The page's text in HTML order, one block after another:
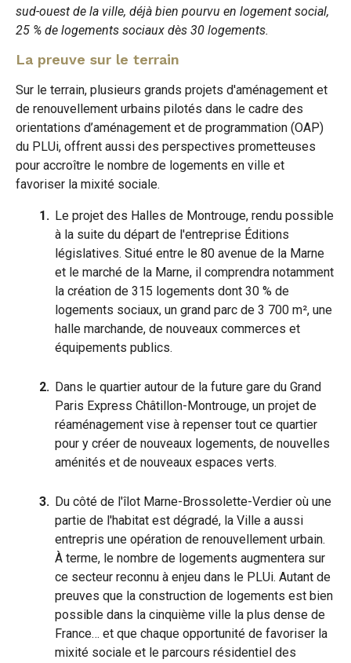
sud-ouest de la ville, déjà bien pourvu en logement social,
25 % de logements sociaux dès 30 logements.
La preuve sur le terrain
Sur le terrain, plusieurs grands projets d'aménagement et
de renouvellement urbains pilotés dans le cadre des
orientations d’aménagement et de programmation (OAP)
du PLUi, offrent aussi des perspectives prometteuses
pour accroître le nombre de logements en ville et
favoriser la mixité sociale.
Le projet des Halles de Montrouge, rendu possible
à la suite du départ de l'entreprise Éditions
législatives. Situé entre le 80 avenue de la Marne
et le marché de la Marne, il comprendra notamment
la création de 315 logements dont 30 % de
logements sociaux, un grand parc de 3 700 m², une
halle marchande, de nouveaux commerces et
équipements publics.
Dans le quartier autour de la future gare du Grand
Paris Express Châtillon-Montrouge, un projet de
réaménagement vise à repenser tout ce quartier
pour y créer de nouveaux logements, de nouvelles
aménités et de nouveaux espaces verts.
Du côté de l'îlot Marne-Brossolette-Verdier où une
partie de l'habitat est dégradé, la Ville a aussi
entrepris une opération de renouvellement urbain.
À terme, le nombre de logements augmentera sur
ce secteur reconnu à enjeu dans le PLUi. Autant de
preuves que la construction de logements est bien
possible dans la cinquième ville la plus dense de
France… et que chaque opportunité de favoriser la
mixité sociale et le parcours résidentiel des